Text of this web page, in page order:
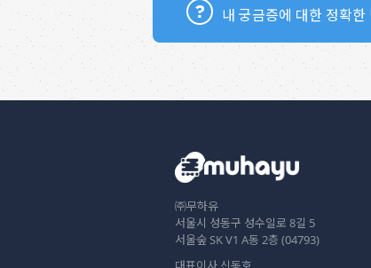
내 궁금증에 대한 정확
㈜무하유
서울시 성동구 성수일로 8길 5
서울숲 SK V1 A동 2층 (04793)